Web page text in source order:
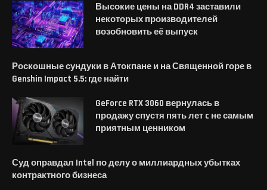
Высокие цены на DDR4 заставили
некоторых производителей
возобновить её выпуск
Роскошные сундуки в Атокпане и на Священной горе в
Genshin Impact 5.5: где найти
GeForce RTX 3060 вернулась в
продажу спустя пять лет c не самым
приятным ценником
Суд оправдал Intel по делу о миллиардных убытках
контрактного бизнеса